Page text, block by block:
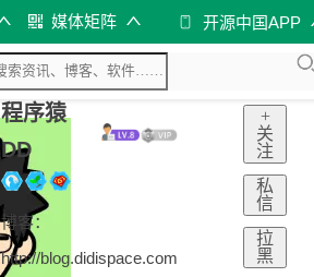
媒体矩阵 开源中国APP
程序猿
DD
博客：
http://blog.didispace.com
+
关
注
私
信
拉
黑